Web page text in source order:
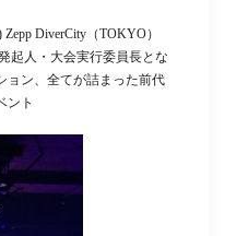
DiverCity（TOKYO）
起人・大会実行委員長とな
ョン、全てが詰まった前代
ント